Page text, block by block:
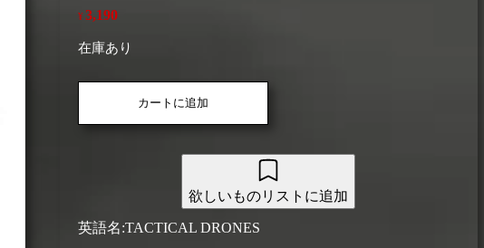
¥3,190
在庫あり
エ
(GWS
直
カートに追加
欲しいものリストに追加
英語名:TACTICAL DRONES